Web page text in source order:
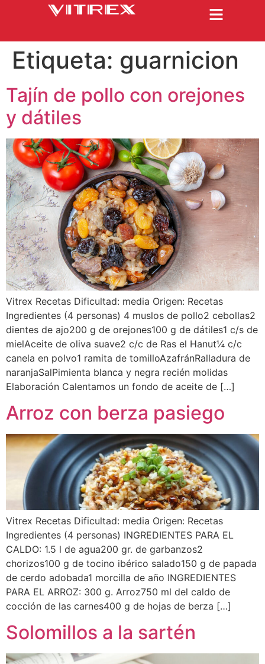
Etiqueta: guarnicion
Tajín de pollo con orejones
y dátiles
Vitrex Recetas Dificultad: media Origen: Recetas
Ingredientes (4 personas) 4 muslos de pollo2 cebollas2
dientes de ajo200 g de orejones100 g de dátiles1 c/s de
mielAceite de oliva suave2 c/c de Ras el Hanut¼ c/c
canela en polvo1 ramita de tomilloAzafránRalladura de
naranjaSalPimienta blanca y negra recién molidas
Elaboración Calentamos un fondo de aceite de […]
Arroz con berza pasiego
Vitrex Recetas Dificultad: media Origen: Recetas
Ingredientes (4 personas) INGREDIENTES PARA EL
CALDO: 1.5 l de agua200 gr. de garbanzos2
chorizos100 g de tocino ibérico salado150 g de papada
de cerdo adobada1 morcilla de año INGREDIENTES
PARA EL ARROZ: 300 g. Arroz750 ml del caldo de
cocción de las carnes400 g de hojas de berza […]
Solomillos a la sartén